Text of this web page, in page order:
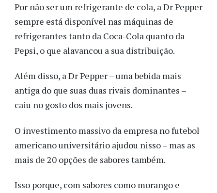
Por não ser um refrigerante de cola, a Dr Pepper
sempre está disponível nas máquinas de
refrigerantes tanto da Coca-Cola quanto da
Pepsi, o que alavancou a sua distribuição.
Além disso, a Dr Pepper – uma bebida mais
antiga do que suas duas rivais dominantes –
caiu no gosto dos mais jovens.
O investimento massivo da empresa no futebol
americano universitário ajudou nisso – mas as
mais de 20 opções de sabores também.
Isso porque, com sabores como morango e